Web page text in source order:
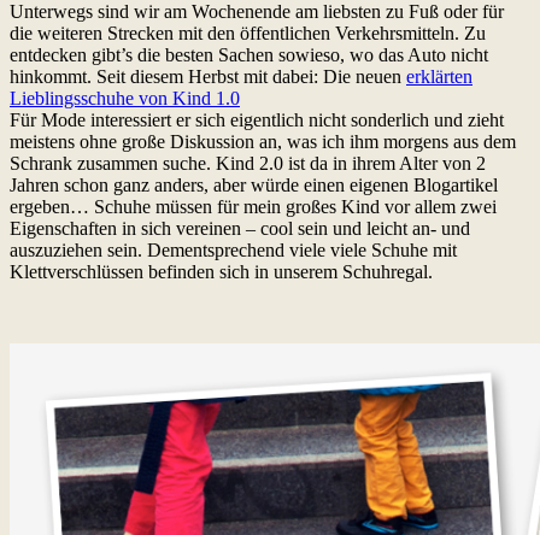
Unterwegs sind wir am Wochenende am liebsten zu Fuß oder für
die weiteren Strecken mit den öffentlichen Verkehrsmitteln. Zu
entdecken gibt’s die besten Sachen sowieso, wo das Auto nicht
hinkommt. Seit diesem Herbst mit dabei: Die neuen erklärten
Lieblingsschuhe von Kind 1.0
Für Mode interessiert er sich eigentlich nicht sonderlich und zieht
meistens ohne große Diskussion an, was ich ihm morgens aus dem
Schrank zusammen suche. Kind 2.0 ist da in ihrem Alter von 2
Jahren schon ganz anders, aber würde einen eigenen Blogartikel
ergeben… Schuhe müssen für mein großes Kind vor allem zwei
Eigenschaften in sich vereinen – cool sein und leicht an- und
auszuziehen sein. Dementsprechend viele viele Schuhe mit
Klettverschlüssen befinden sich in unserem Schuhregal.